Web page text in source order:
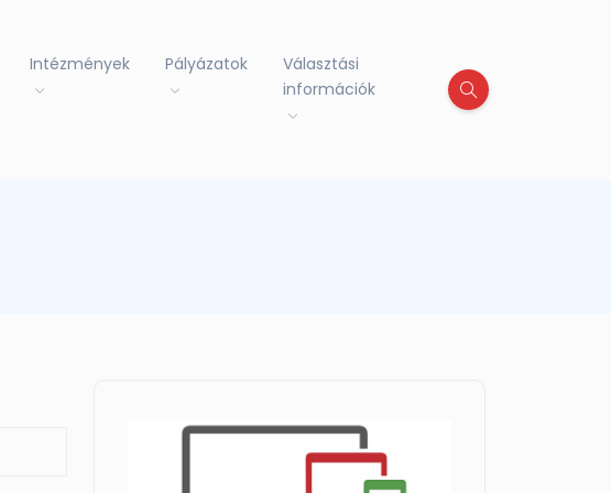
Intézmények Pályázatok
Választási
információk